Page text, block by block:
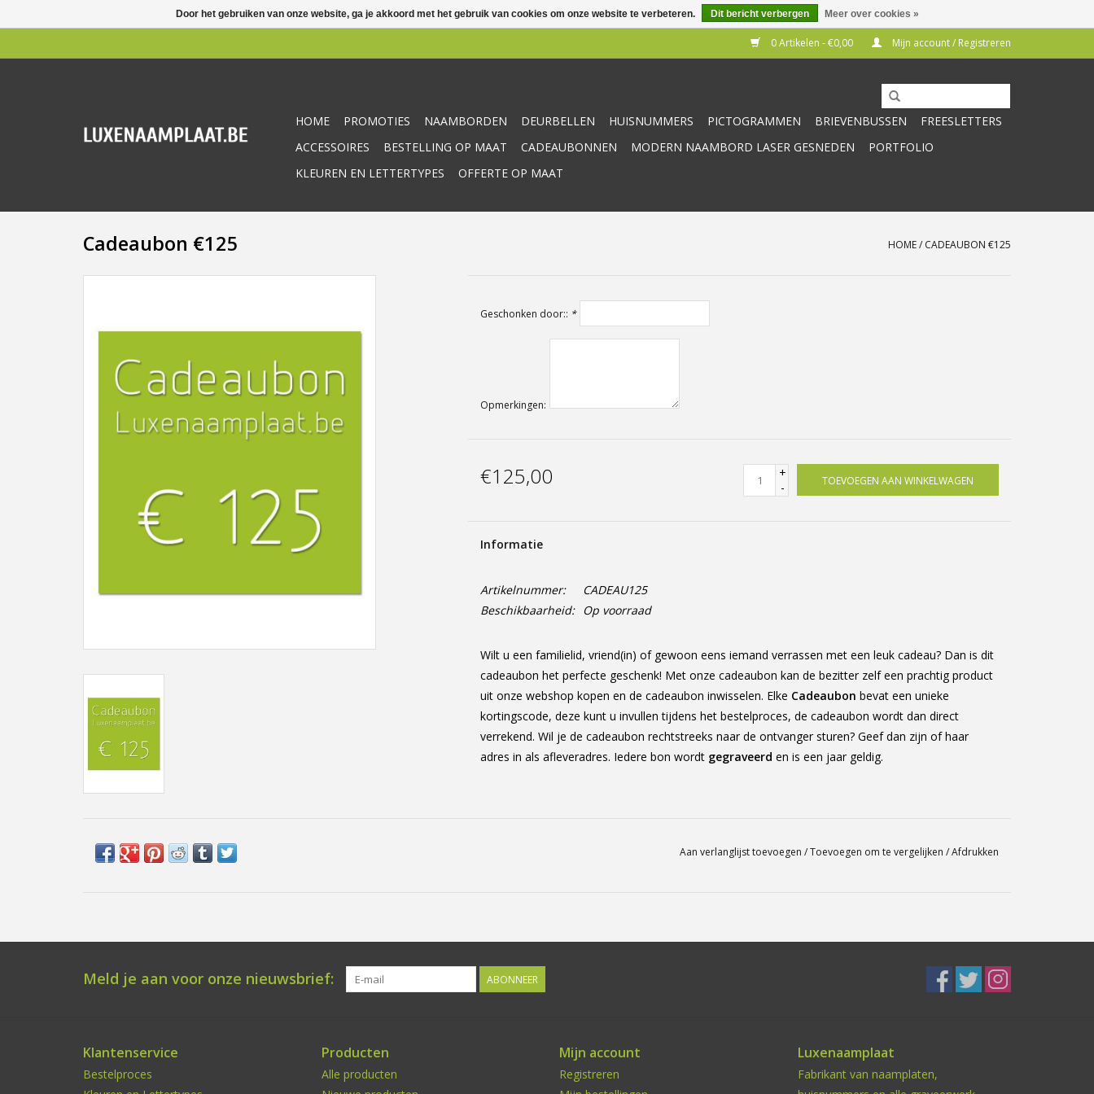
0 Artikelen - €0,00 Mijn account / Registreren
HOME PROMOTIES NAAMBORDEN DEURBELLEN HUISNUMMERS PICTOGRAMMEN BRIEVENBUSSEN
FREESLETTERS
ACCESSOIRES
BESTELLING OP MAAT CADEAUBONNEN MODERN NAAMBORD LASER GESNEDEN
PORTFOLIO
KLEUREN EN LETTERTYPES
OFFERTE OP MAAT
Cadeaubon €125 HOME/ CADEAUBON €125
Geschonken door:: *
Opmerkingen:
€125,00
+
-
TOEVOEGEN AAN WINKELWAGEN
Informatie
Artikelnummer:
CADEAU125
Beschikbaarheid:
Op voorraad
Wilt u een familielid, vriend(in) of gewoon eens iemand verrassen met een leuk cadeau? Dan is dit
cadeaubon het perfecte geschenk! Met onze cadeaubon kan de bezitter zelf een prachtig product
uit onze webshop kopen en de cadeaubon inwisselen. Elke Cadeaubon bevat een unieke
kortingscode, deze kunt u invullen tijdens het bestelproces, de cadeaubon wordt dan direct
verrekend. Wil je de cadeaubon rechtstreeks naar de ontvanger sturen? Geef dan zijn of haar
adres in als afleveradres. Iedere bon wordt gegraveerd en is een jaar geldig.
Aan verlanglijst toevoegen /Toevoegen om te vergelijken /Afdrukken
Meld je aan voor onze nieuwsbrief: ABONNEER
Klantenservice
Bestelproces
Producten
Alle producten
Mijn account
Registreren
Luxenaamplaat
Fabrikant van naamplaten,
Door het gebruiken van onze website, ga je akkoord met het gebruik van cookies om onze website te verbeteren. Dit bericht verbergen Meer over cookies »